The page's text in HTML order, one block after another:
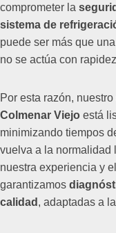
comprometer la
sistema de
puede ser más que
no se actúa con
Por esta razón,
Colmenar Viejo está
minimizando tiempos
vuelva a la normalidad
nuestra experiencia y
garantizamos
calidad , adaptadas a